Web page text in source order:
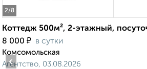
2/8
Коттедж 500м², 2-этажный,
8 000 ₽ в сутки
Комсомольская
Агентство, 03.08.2026
‹